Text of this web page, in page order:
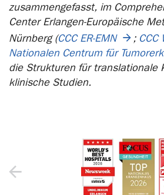
zusammengefasst, im
Center Erlangen-Europäische
Nürnberg (CCC ER-EMN ; CCC
Nationalen Centrum für
die Strukturen für translationale
klinische Studien.